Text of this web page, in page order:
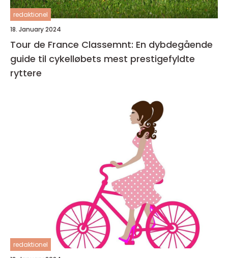
redaktionel
18. January 2024
Tour de France Classemnt: En dybdegående
guide til cykelløbets mest prestigefyldte
ryttere
redaktionel